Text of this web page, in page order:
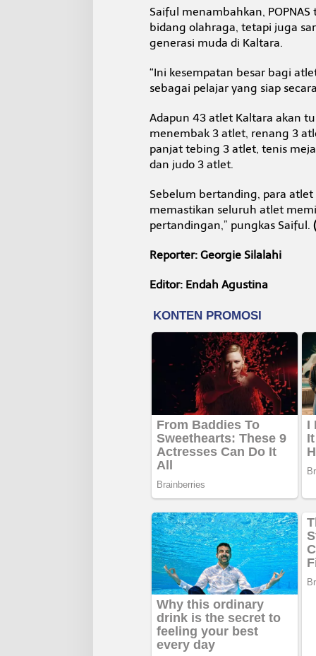
Saiful menambahkan,
bidang olahraga, tetapi juga
generasi muda di Kaltara.
“Ini kesempatan besar bagi
sebagai pelajar yang siap
Adapun 43 atlet Kaltara akan
menembak 3 atlet, renang 3
panjat tebing 3 atlet, tenis
dan judo 3 atlet.
Sebelum bertanding, para
memastikan seluruh atlet
pertandingan,” pungkas Saiful.
Reporter: Georgie Silalahi
Editor: Endah Agustina